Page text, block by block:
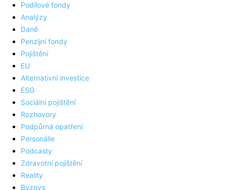
Podílové fondy
Analýzy
Daně
Penzijní fondy
Pojištění
EU
Alternativní investice
ESG
Sociální pojištění
Rozhovory
Podpůrná opatření
Personálie
Podcasty
Zdravotní pojištění
Reality
Byznys